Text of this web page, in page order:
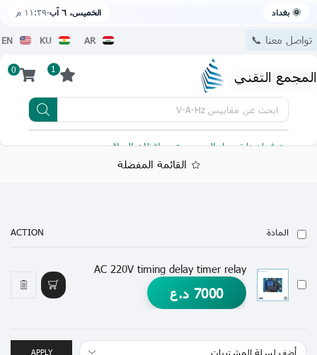
🌞 بغداد الخميس، ٦ آب ١١:٣٩ م
تواصل معنا 📞 AR
KU
EN
المجمع التقني 1
0
ابحث عن مقاييس V-A-Hz
يتوفر لدينا توصيل الى جميع محافظات العراق
القائمة المفضلة
المادة ACTION
AC 220V timing delay timer relay
7000 د.ع
APPLY